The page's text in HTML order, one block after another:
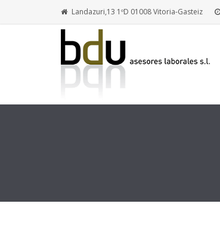
Landazuri,13 1ºD 01008 Vitoria-Gasteiz